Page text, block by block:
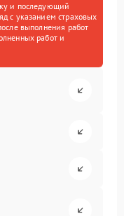
и последующий
с указанием страховых
выполнения работ
работ и